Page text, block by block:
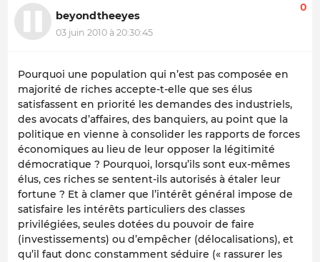
beyondtheeyes
03 juin 2010 à 20:30:45
0
Pourquoi une population qui n’est pas composée en
majorité de riches accepte-t-elle que ses élus
satisfassent en priorité les demandes des industriels,
des avocats d’affaires, des banquiers, au point que la
politique en vienne à consolider les rapports de forces
économiques au lieu de leur opposer la légitimité
démocratique ? Pourquoi, lorsqu’ils sont eux-mêmes
élus, ces riches se sentent-ils autorisés à étaler leur
fortune ? Et à clamer que l’intérêt général impose de
satisfaire les intérêts particuliers des classes
privilégiées, seules dotées du pouvoir de faire
(investissements) ou d’empêcher (délocalisations), et
qu’il faut donc constamment séduire (« rassurer les